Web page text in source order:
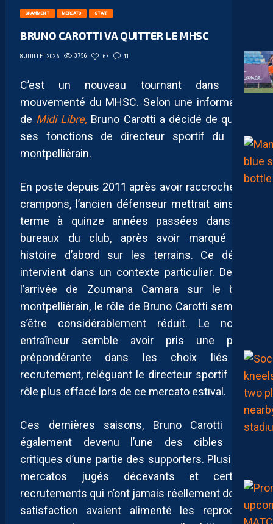
GRAMMONT MERCATO STAFF
BRUNO CAROTTI VA QUITTER LE MHSC
8 JUILLET 2026 3756 67 41
C’est un nouveau tournant dans l’été
mouvementé du MHSC. Selon une information
de Midi Libre, Bruno Carotti a décidé de quitter
ses fonctions de directeur sportif du club
montpelliérain.
En poste depuis 2011 après avoir raccroché les
crampons, l’ancien défenseur mettrait ainsi un
terme à quinze années passées dans les
bureaux du club, après avoir marqué son
histoire d’abord sur les terrains. Ce départ
intervient dans un contexte particulier. Depuis
l’arrivée de Zoumana Camara sur le banc
montpelliérain, le rôle de Bruno Carotti semblait
s’être considérablement réduit. Le nouvel
entraîneur semble avoir pris une place
prépondérante dans les choix liés au
recrutement, reléguant le directeur sportif à un
rôle plus effacé lors de ce mercato estival.
Ces dernières saisons, Bruno Carotti était
également devenu l’une des cibles des
critiques d’une partie des supporters. Plusieurs
mercatos jugés décevants et certains
recrutements qui n’ont jamais réellement donné
satisfaction avaient alimenté les reproches